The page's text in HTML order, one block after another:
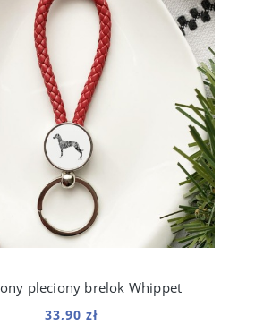
pleciony brelok Whippet
33,90 zł